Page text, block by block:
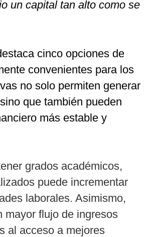
un capital tan alto como se
cinco opciones de
convenientes para los
no solo permiten generar
que también pueden
más estable y
grados académicos,
puede incrementar
laborales. Asimismo,
mayor flujo de ingresos
al acceso a mejores